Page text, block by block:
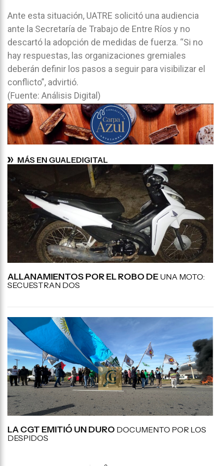
Ante esta situación, UATRE solicitó una audiencia
ante la Secretaría de Trabajo de Entre Ríos y no
descartó la adopción de medidas de fuerza. “Si no
hay respuestas, las organizaciones gremiales
deberán definir los pasos a seguir para visibilizar el
conflicto”, advirtió.
(Fuente: Análisis Digital)
MÁS EN GUALEDIGITAL
ALLANAMIENTOS POR EL ROBO DE UNA MOTO:
SECUESTRAN DOS
LA CGT EMITIÓ UN DURO DOCUMENTO POR LOS
DESPIDOS